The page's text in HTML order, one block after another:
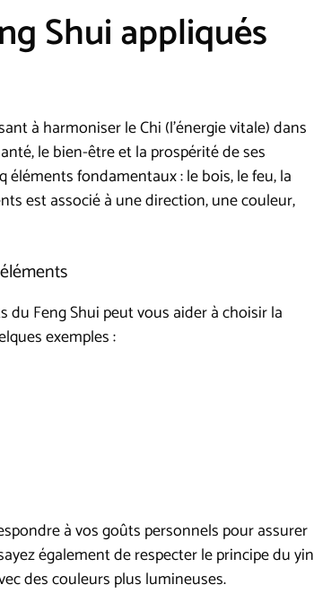
Shui appliqués
à harmoniser le Chi (l’énergie vitale) dans
le bien-être et la prospérité de ses
fondamentaux : le bois, le feu, la
est associé à une direction, une couleur,
du Feng Shui peut vous aider à choisir la
exemples :
à vos goûts personnels pour assurer
également de respecter le principe du yin
des couleurs plus lumineuses.